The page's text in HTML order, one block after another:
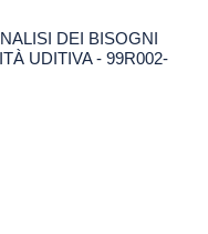
DEI BISOGNI
UDITIVA - 99R002-